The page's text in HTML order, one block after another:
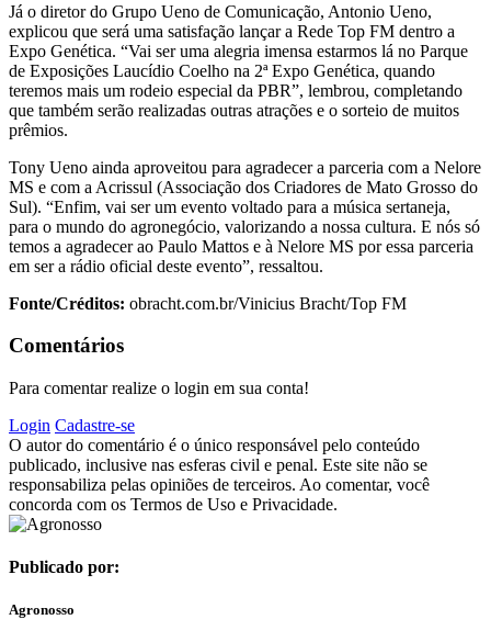
Já o diretor do Grupo Ueno de Comunicação, Antonio Ueno,
explicou que será uma satisfação lançar a Rede Top FM dentro a
Expo Genética. “Vai ser uma alegria imensa estarmos lá no Parque
de Exposições Laucídio Coelho na 2ª Expo Genética, quando
teremos mais um rodeio especial da PBR”, lembrou, completando
que também serão realizadas outras atrações e o sorteio de muitos
prêmios.
Tony Ueno ainda aproveitou para agradecer a parceria com a Nelore
MS e com a Acrissul (Associação dos Criadores de Mato Grosso do
Sul). “Enfim, vai ser um evento voltado para a música sertaneja,
para o mundo do agronegócio, valorizando a nossa cultura. E nós só
temos a agradecer ao Paulo Mattos e à Nelore MS por essa parceria
em ser a rádio oficial deste evento”, ressaltou.
Fonte/Créditos: obracht.com.br/Vinicius Bracht/Top FM
Comentários
Para comentar realize o login em sua conta!
Login Cadastre-se
O autor do comentário é o único responsável pelo conteúdo
publicado, inclusive nas esferas civil e penal. Este site não se
responsabiliza pelas opiniões de terceiros. Ao comentar, você
concorda com os Termos de Uso e Privacidade.
Publicado por:
Agronosso